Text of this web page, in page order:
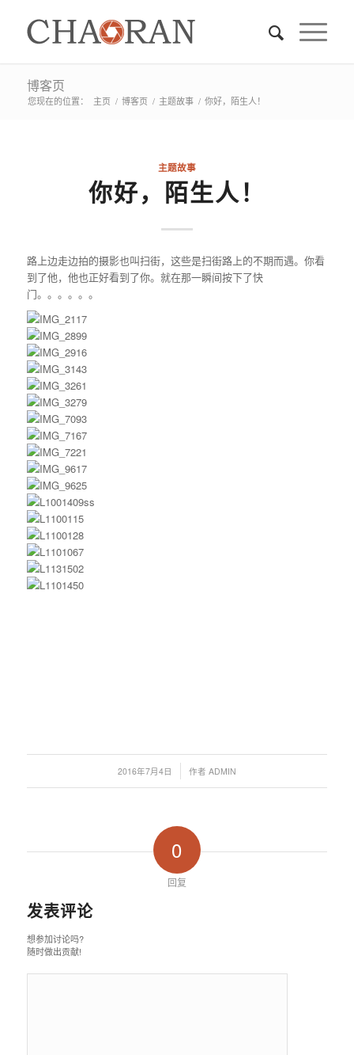
博客页
您现在的位置： 主页 / 博客页 / 主题故事 / 你好，陌生人！
主题故事
你好，陌生人！
路上边走边拍的摄影也叫扫街，这些是扫街路上的不期而遇。你看
到了他，他也正好看到了你。就在那一瞬间按下了快
门。。。。。。
2016年7月4日
/ 作者 ADMIN
0
回复
发表评论
想参加讨论吗?
随时做出贡献!